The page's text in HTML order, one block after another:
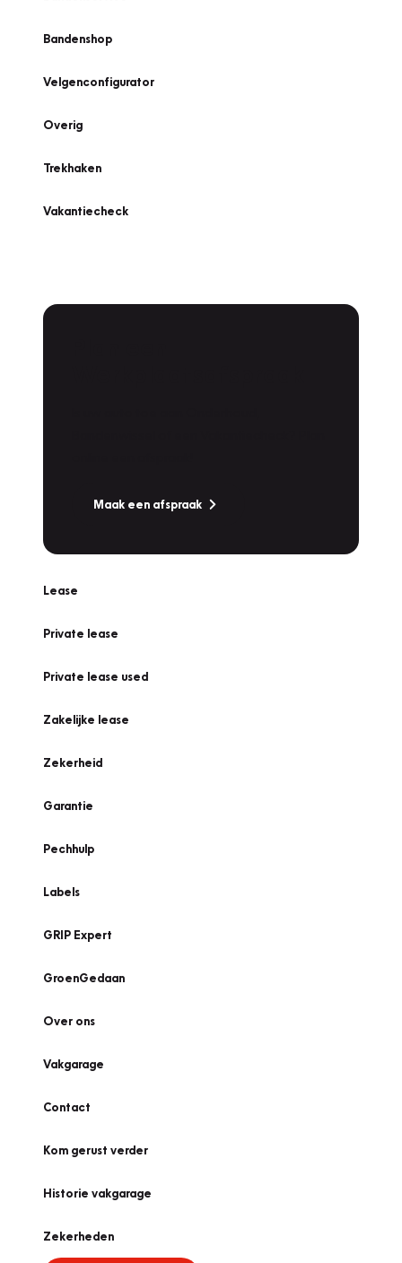
Bandenshop
Velgenconfigurator
Overig
Trekhaken
Vakantiecheck
Maak een afspraak
Lease
Private lease
Private lease used
Zakelijke lease
Zekerheid
Garantie
Pechhulp
Labels
GRIP Expert
GroenGedaan
Over ons
Vakgarage
Contact
Kom gerust verder
Historie vakgarage
Zekerheden